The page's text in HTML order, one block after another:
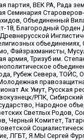
партия, ВЕК РА, Рада
Семинария
Объединенный
18, Благородный Орден
Файзрахманисты,
армия, Тризуб им.
Рубеж Севера, ТОЙС,
Ак Умут, Русская
РПК,
Народное
Светлых Родов,
Черный Комитет,
ЛГБТ, Я.МЫ Сергей